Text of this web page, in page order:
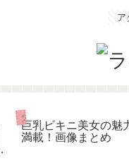
ア
ライブチャットあれこれ
巨乳ビキニ美女の魅
満載！画像まとめ